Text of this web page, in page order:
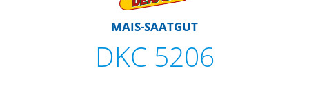
MAIS-SAATGUT
DKC 5206